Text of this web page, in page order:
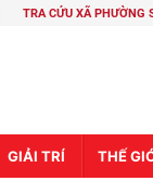
TRA CỨU XÃ PHƯỜNG
GIẢI TRÍ THẾ